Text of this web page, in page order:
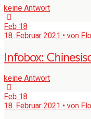
keine Antwort
Feb 18
18. Februar 2021 • von
Infobox:
keine Antwort
Feb 18
18. Februar 2021 • von